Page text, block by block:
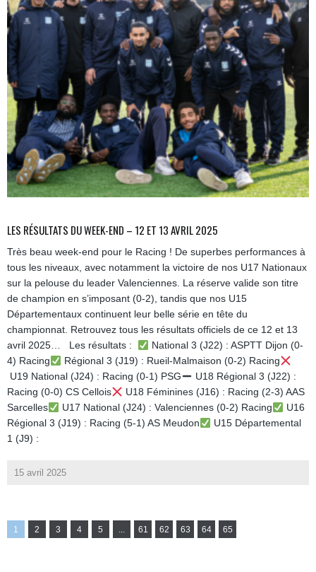
LES RÉSULTATS DU WEEK-END – 12 ET 13 AVRIL 2025
Très beau week-end pour le Racing ! De superbes performances à
tous les niveaux, avec notamment la victoire de nos U17 Nationaux
sur la pelouse du leader Valenciennes. La réserve valide son titre
de champion en s’imposant (0-2), tandis que nos U15
Départementaux continuent leur belle série en tête du
championnat. Retrouvez tous les résultats officiels de ce 12 et 13
avril 2025… Les résultats :
National 3 (J22) : ASPTT Dijon (0-
4) Racing
Régional 3 (J19) : Rueil-Malmaison (0-2) Racing
U19 National (J24) : Racing (0-1) PSG
U18 Régional 3 (J22) :
Racing (0-0) CS Cellois
U18 Féminines (J16) : Racing (2-3) AAS
Sarcelles
U17 National (J24) : Valenciennes (0-2) Racing
U16
Régional 3 (J19) : Racing (5-1) AS Meudon
U15 Départemental
1 (J9) :
15 avril 2025
1 2 3 4 5 ... 61 62 63 64 65